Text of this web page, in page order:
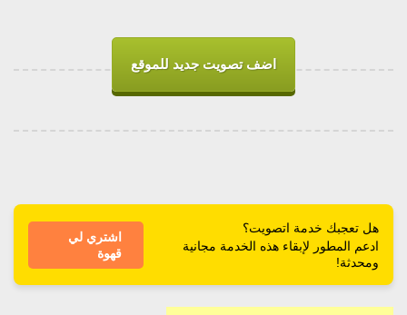
اضف تصويت جديد للموقع
هل تعجبك خدمة اتصويت؟
ادعم المطور لإبقاء هذه الخدمة مجانية
ومحدثة!
اشتري لي
قهوة